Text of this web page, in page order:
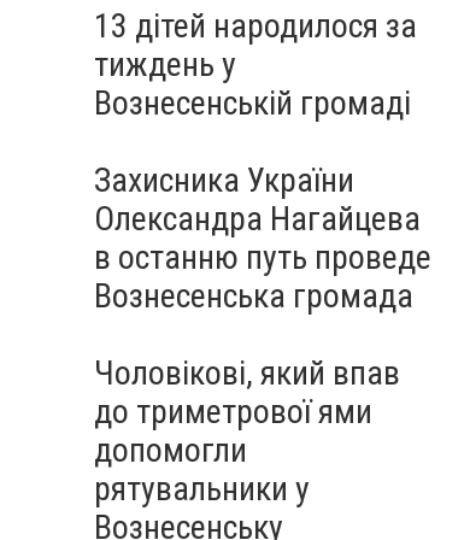
13 дітей народилося за
тиждень у
Вознесенській громаді
Захисника України
Олександра Нагайцева
в останню путь проведе
Вознесенська громада
Чоловікові, який впав
до триметрової ями
допомогли
рятувальники у
Вознесенську